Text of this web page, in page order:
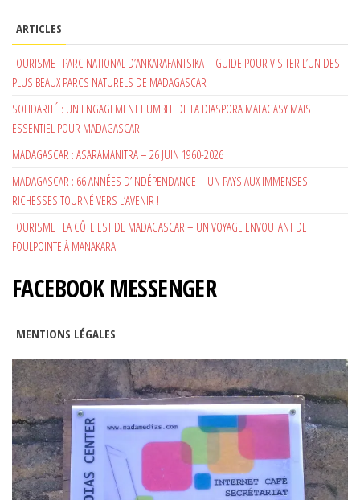
ARTICLES
TOURISME : PARC NATIONAL D’ANKARAFANTSIKA – GUIDE POUR VISITER L’UN DES
PLUS BEAUX PARCS NATURELS DE MADAGASCAR
SOLIDARITÉ : UN ENGAGEMENT HUMBLE DE LA DIASPORA MALAGASY MAIS
ESSENTIEL POUR MADAGASCAR
MADAGASCAR : ASARAMANITRA – 26 JUIN 1960-2026
MADAGASCAR : 66 ANNÉES D’INDÉPENDANCE – UN PAYS AUX IMMENSES
RICHESSES TOURNÉ VERS L’AVENIR !
TOURISME : LA CÔTE EST DE MADAGASCAR – UN VOYAGE ENVOUTANT DE
FOULPOINTE À MANAKARA
FACEBOOK MESSENGER
MENTIONS LÉGALES